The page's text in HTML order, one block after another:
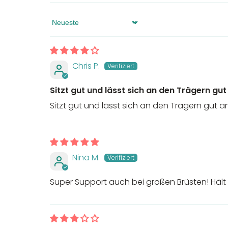
Sort by
Chris P.
Sitzt gut und lässt sich an den Trägern
Sitzt gut und lässt sich an den Trägern gut
Nina M.
Super Support auch bei großen Brüsten!